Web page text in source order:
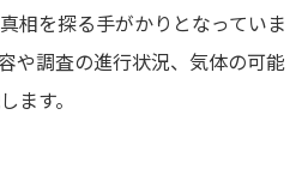
相を探る手がかりとなっていま
や調査の進行状況、気体の可能
ます。